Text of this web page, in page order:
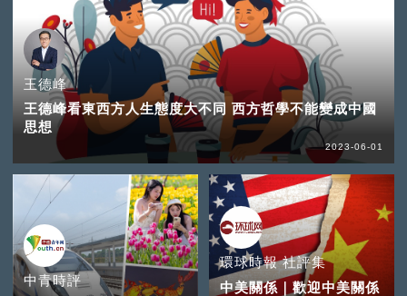
王德峰
王德峰看東西方人生態度大不同 西方哲學不能變成中國
思想
2023-06-01
中青時評
環球時報 社評集
中美關係｜歡迎中美關係